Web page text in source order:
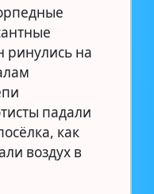
ринулись на
падали
как
воздух в